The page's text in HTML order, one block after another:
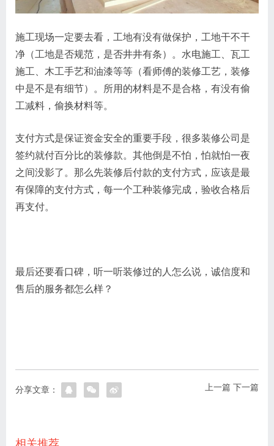
施工现场一定要去看，工地有没有做保护，工地干不干
净（工地是否规范，是否井井有条）。水电施工、瓦工
施工、木工手艺和油漆等等（看师傅的装修工艺，装修
中是不是有细节）。所用的材料是不是合格，有没有偷
工减料，偷换材料等。
支付方式是保证资金安全的重要手段，很多装修公司是
签约就付百分比的装修款。其他倒是不怕，怕就怕一夜
之间没影了。那么先装修后付款的支付方式，应该是最
有保障的支付方式，每一个工种装修完成，验收合格后
再支付。
最后还要看口碑，听一听装修过的人怎么说，诚信度和
售后的服务都怎么样？
上一篇 下一篇
分享文章：
相关推荐